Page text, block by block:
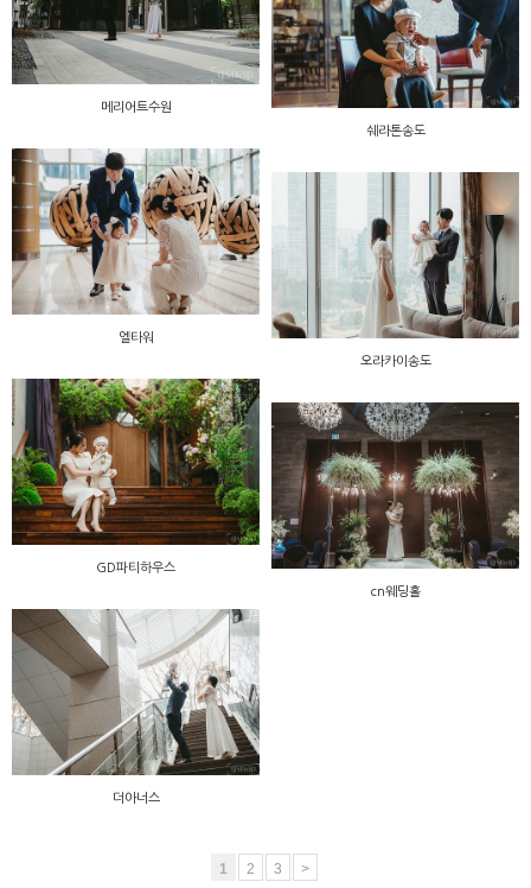
메리어트수원
쉐라톤송도
엘타워
오라카이송도
GD파티하우스
cn웨딩홀
더아너스
1 2 3 >